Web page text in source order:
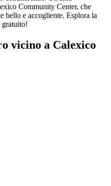
Community Center, che
bello e accogliente. Esplora la
gratuito!
vicino a Calexico